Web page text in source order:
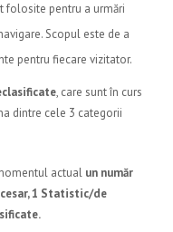
folosite pentru a urmări
Scopul este de a
pentru fiecare vizitator.
, care sunt în curs
dintre cele 3 categorii
actual un număr
1 Statistic/de